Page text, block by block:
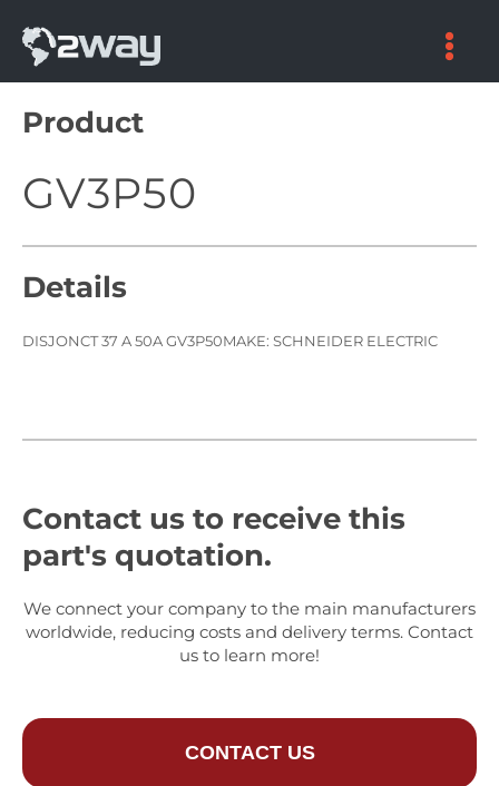
content
Product
GV3P50
Details
DISJONCT 37 A 50A GV3P50MAKE: SCHNEIDER ELECTRIC
Contact us to receive this
part's quotation.
We connect your company to the main manufacturers
worldwide, reducing costs and delivery terms. Contact
us to learn more!
CONTACT US